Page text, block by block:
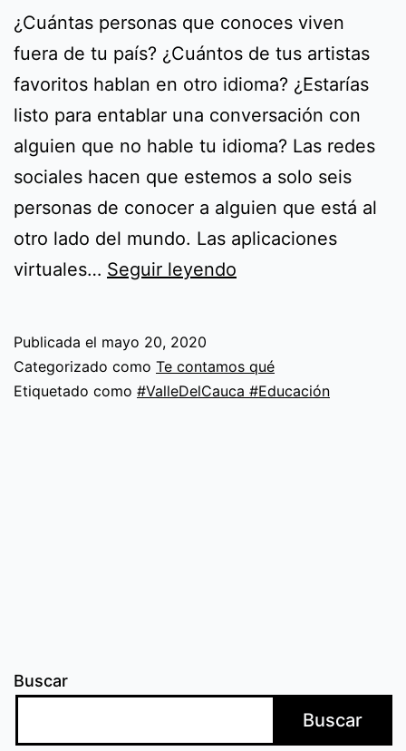
¿Cuántas personas que conoces viven
fuera de tu país? ¿Cuántos de tus artistas
favoritos hablan en otro idioma? ¿Estarías
listo para entablar una conversación con
alguien que no hable tu idioma? Las redes
sociales hacen que estemos a solo seis
personas de conocer a alguien que está al
otro lado del mundo. Las aplicaciones
virtuales… Seguir leyendo
mundo:
aprende
Publicada el mayo 20, 2020
Categorizado como Te contamos qué
Etiquetado como #ValleDelCauca #Educación
Buscar
Buscar